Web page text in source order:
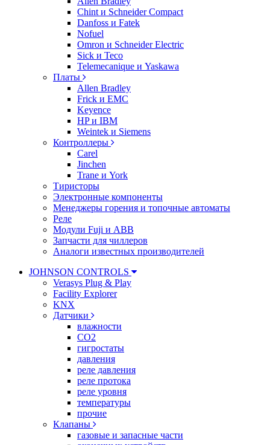
Chint и Schneider Compact
Danfoss и Fatek
Nofuel
Omron и Schneider Electric
Sick и Teco
Telemecanique и Yaskawa
Платы
Allen Bradley
Frick и EMC
Keyence
HP и IBM
Weintek и Siemens
Контроллеры
Carel
Jinchen
Trane и York
Тиристоры
Электронные компоненты
Менеджеры горения и топочные автоматы
Реле
Модули Fuji и ABB
Запчасти для чиллеров
Аналоги известных производителей
JOHNSON CONTROLS
Verasys Plug & Play
Facility Explorer
KNX
Датчики
влажности
CO2
гигростаты
давления
реле давления
реле протока
реле уровня
температуры
прочие
Клапаны
газовые и запасные части